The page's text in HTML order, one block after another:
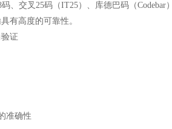
、交叉25码（IT25）、库德巴码（Codebar
有高度的可靠性。
证
准确性